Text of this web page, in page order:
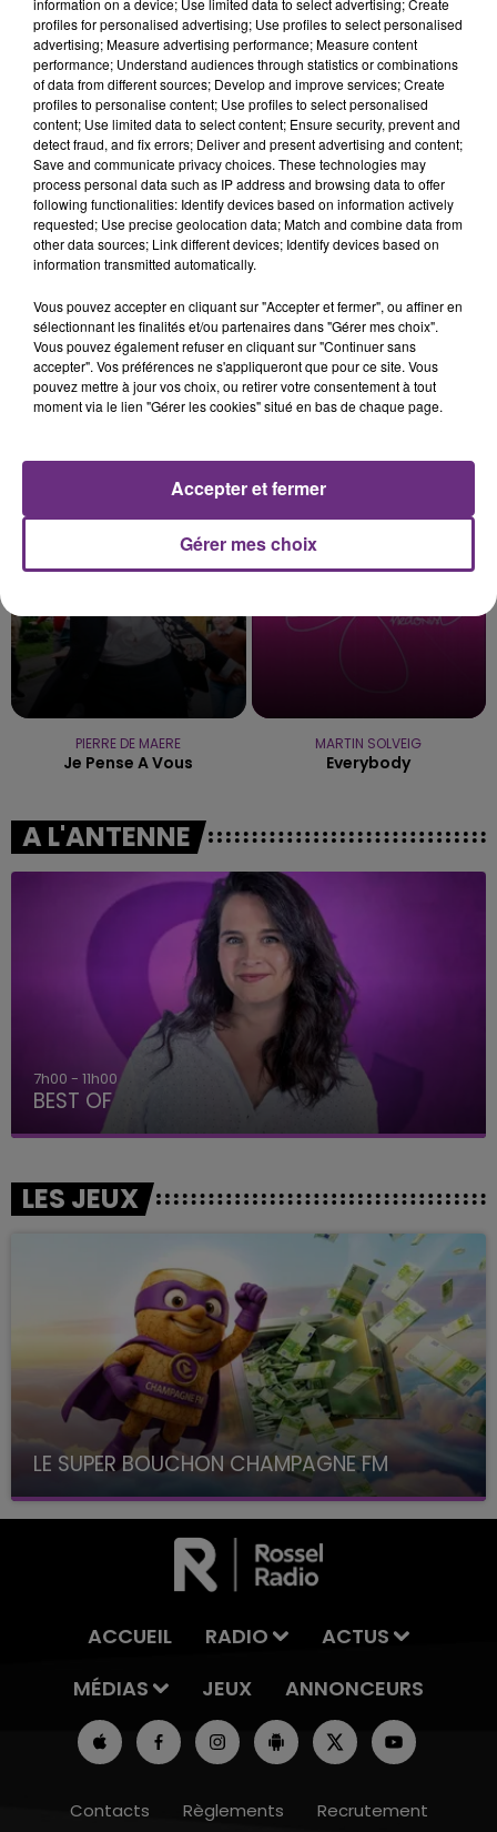
LE MAGASIN JOUÉCLUB DE REIMS FERME
SES PORTES
C'était l'une des institutions du centre-ville
rémois. Le magasin JouéClub est contraint de
fermer ses portes.
TITRES DIFFUSÉS
3h40
3h40
Shape Of You
3h37
3h37
Self Aware
3h34
3h34
PIERRE DE MAERE
Je Pense A Vous
3h30
3h30
MARTIN SOLVEIG
Everybody
A L'ANTENNE
7h00 - 11h00
BEST OF
LES JEUX
LE SUPER BOUCHON CHAMPAGNE FM
avec La Famille Champagne FM, à 8H10
ACCUEIL RADIO
ACTUS
MÉDIAS
JEUX ANNONCEURS
Contacts Règlements Recrutement
information on a device; Use limited data to select advertising; Create
profiles for personalised advertising; Use profiles to select personalised
advertising; Measure advertising performance; Measure content
performance; Understand audiences through statistics or combinations
of data from different sources; Develop and improve services; Create
profiles to personalise content; Use profiles to select personalised
content; Use limited data to select content; Ensure security, prevent and
detect fraud, and fix errors; Deliver and present advertising and content;
Save and communicate privacy choices. These technologies may
process personal data such as IP address and browsing data to offer
following functionalities: Identify devices based on information actively
requested; Use precise geolocation data; Match and combine data from
other data sources; Link different devices; Identify devices based on
information transmitted automatically.
Vous pouvez accepter en cliquant sur "Accepter et fermer", ou affiner en
sélectionnant les finalités et/ou partenaires dans "Gérer mes choix".
Vous pouvez également refuser en cliquant sur "Continuer sans
accepter". Vos préférences ne s'appliqueront que pour ce site. Vous
pouvez mettre à jour vos choix, ou retirer votre consentement à tout
moment via le lien "Gérer les cookies" situé en bas de chaque page.
Gérer mes choix
Accepter et fermer